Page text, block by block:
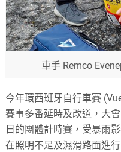
車手 Remco
今年環西班牙自行車賽
賽事多番延時及改道，大
日的團體計時賽，受暴雨
在照明不足及濕滑路面進